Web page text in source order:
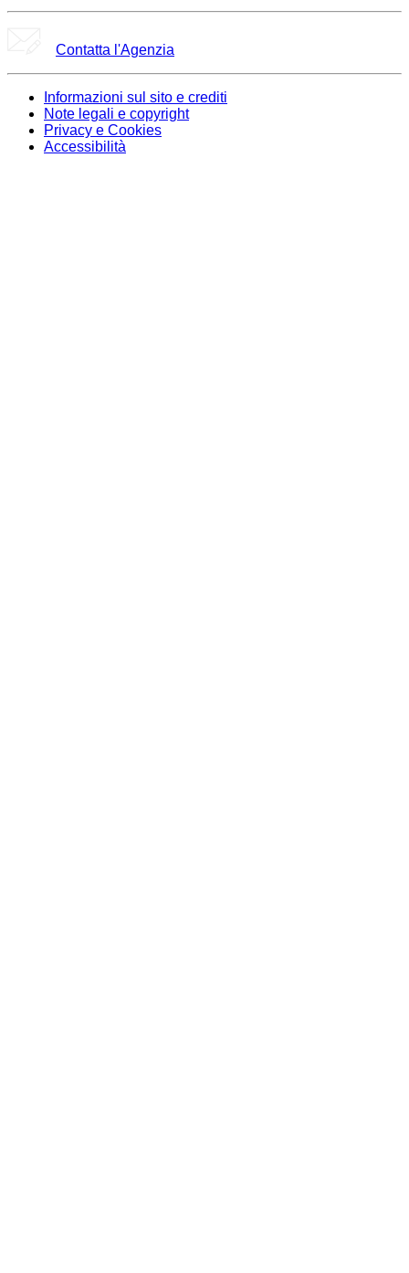
Contatta l'Agenzia
Informazioni sul sito e crediti
Note legali e copyright
Privacy e Cookies
Accessibilità